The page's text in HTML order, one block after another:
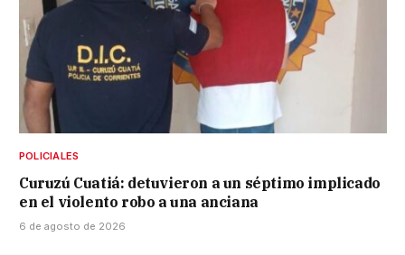
POLICIALES
Curuzú Cuatiá: detuvieron a un séptimo implicado
en el violento robo a una anciana
6 de agosto de 2026